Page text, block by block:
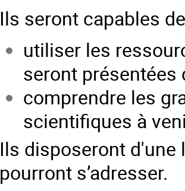
Ils seront capables
utiliser les
seront présentées
comprendre les
scientifiques à
Ils disposeront d'une
pourront s’adresser.